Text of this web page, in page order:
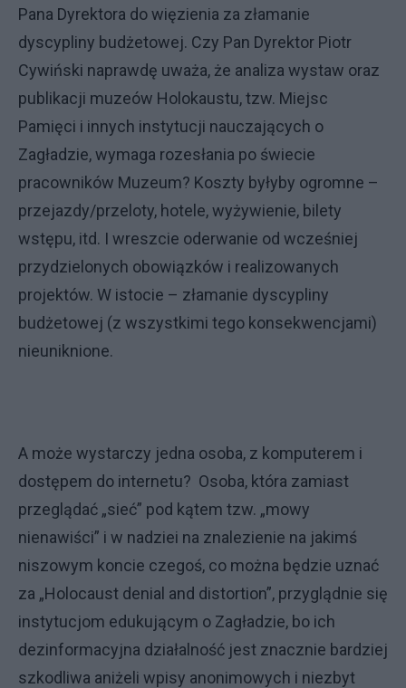
Pana Dyrektora do więzienia za złamanie
dyscypliny budżetowej. Czy Pan Dyrektor Piotr
Cywiński naprawdę uważa, że analiza wystaw oraz
publikacji muzeów Holokaustu, tzw. Miejsc
Pamięci i innych instytucji nauczających o
Zagładzie, wymaga rozesłania po świecie
pracowników Muzeum? Koszty byłyby ogromne –
przejazdy/przeloty, hotele, wyżywienie, bilety
wstępu, itd. I wreszcie oderwanie od wcześniej
przydzielonych obowiązków i realizowanych
projektów. W istocie – złamanie dyscypliny
budżetowej (z wszystkimi tego konsekwencjami)
nieuniknione.
A może wystarczy jedna osoba, z komputerem i
dostępem do internetu? Osoba, która zamiast
przeglądać „sieć” pod kątem tzw. „mowy
nienawiści” i w nadziei na znalezienie na jakimś
niszowym koncie czegoś, co można będzie uznać
za „Holocaust denial and distortion”, przyglądnie się
instytucjom edukującym o Zagładzie, bo ich
dezinformacyjna działalność jest znacznie bardziej
szkodliwa aniżeli wpisy anonimowych i niezbyt